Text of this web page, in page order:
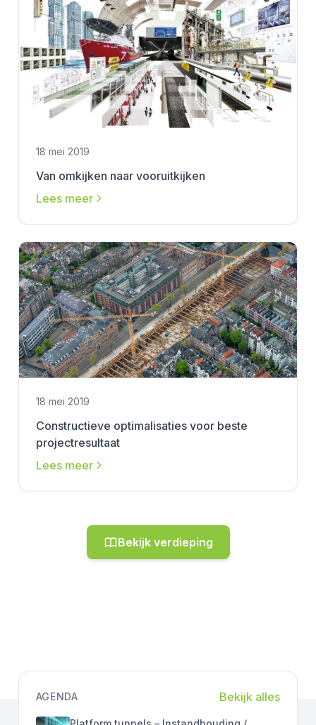
18 mei 2019
Van omkijken naar vooruitkijken
Lees meer
18 mei 2019
Constructieve optimalisaties voor beste
projectresultaat
Lees meer
Bekijk verdieping
AGENDA Bekijk alles